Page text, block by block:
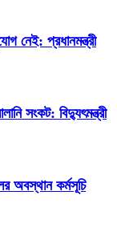
নেই: প্রধানমন্ত্রী
সংকট: বিদ্যুৎমন্ত্রী
অবস্থান কর্মসূচি